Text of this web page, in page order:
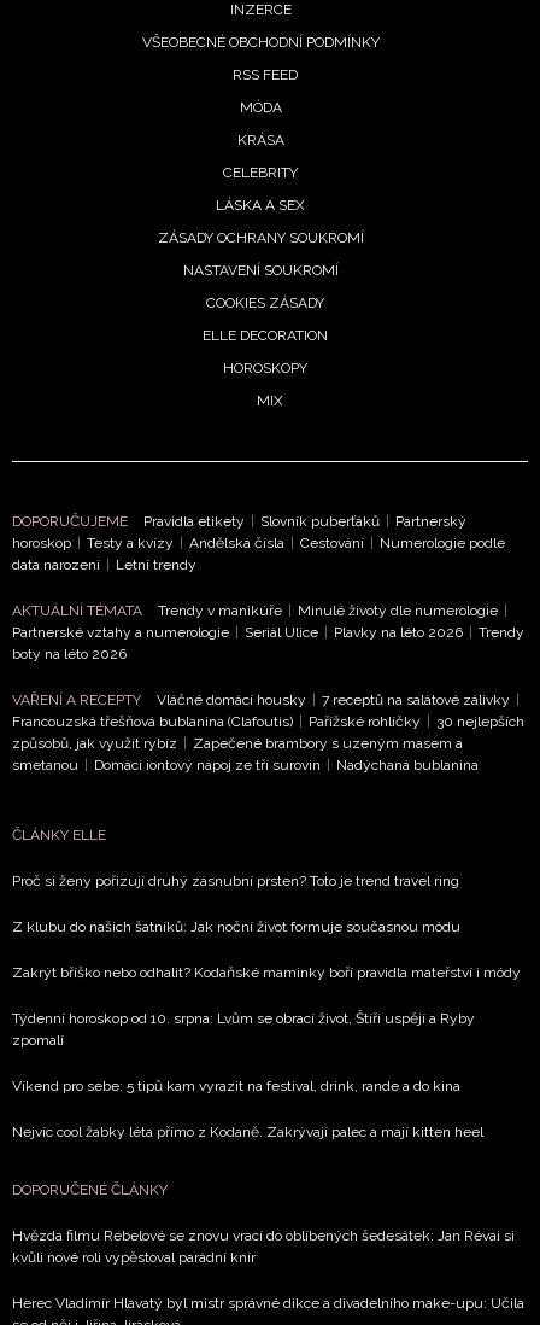
Přihlášením k newsletteru souhlasíte s
- BurdaMedia Extra s.r.o. bude s
Vašimi údaji pracovat zejména k organizaci a
vyhodnocení akce a zasílání novinek.
soukromí BurdaMedia Extra s.r.o., zaškrtněte toto pole.
INZERCE
VŠEOBECNÉ OBCHODNÍ PODMÍNKY
RSS FEED
MÓDA
KRÁSA
CELEBRITY
LÁSKA A SEX
ZÁSADY OCHRANY SOUKROMÍ
NASTAVENÍ SOUKROMÍ
COOKIES ZÁSADY
ELLE DECORATION
HOROSKOPY
MIX
DOPORUČUJEME Pravidla etikety Slovník puberťáků
Partnerský
horoskop
Testy a kvízy Andělská čísla Cestování
Numerologie podle
data narození
Letní trendy
AKTUÁLNÍ TÉMATA Trendy v manikúře Minulé životy dle numerologie
Partnerské vztahy a numerologie
Seriál Ulice Plavky na léto 2026
Trendy
boty na léto 2026
VAŘENÍ A RECEPTY Vláčné domácí housky 7 receptů na salátové zálivky
Francouzská třešňová bublanina (Clafoutis)
Pařížské rohlíčky
30 nejlepších
způsobů, jak využít rybíz
Zapečené brambory s uzeným masem a
smetanou
Domácí iontový nápoj ze tří surovin Nadýchaná bublanina
ČLÁNKY ELLE
Proč si ženy pořizují druhý zásnubní prsten? Toto je trend travel ring
Z klubu do našich šatníků: Jak noční život formuje současnou módu
Zakrýt bříško nebo odhalit? Kodaňské maminky boří pravidla mateřství i módy
Týdenní horoskop od 10. srpna: Lvům se obrací život, Štíři uspějí a Ryby
zpomalí
Víkend pro sebe: 5 tipů kam vyrazit na festival, drink, rande a do kina
Nejvíc cool žabky léta přímo z Kodaně. Zakrývají palec a mají kitten heel
DOPORUČENÉ ČLÁNKY
Hvězda filmu Rebelové se znovu vrací do oblíbených šedesátek: Jan Révai si
kvůli nové roli vypěstoval parádní knír
Herec Vladimír Hlavatý byl mistr správné dikce a divadelního make-upu: Učila